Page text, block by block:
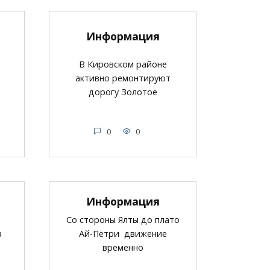
Информация
В Кировском районе
активно ремонтируют
дорогу Золотое
0 0
Информация
Со стороны Ялты до плато
Ай-Петри движение
временно